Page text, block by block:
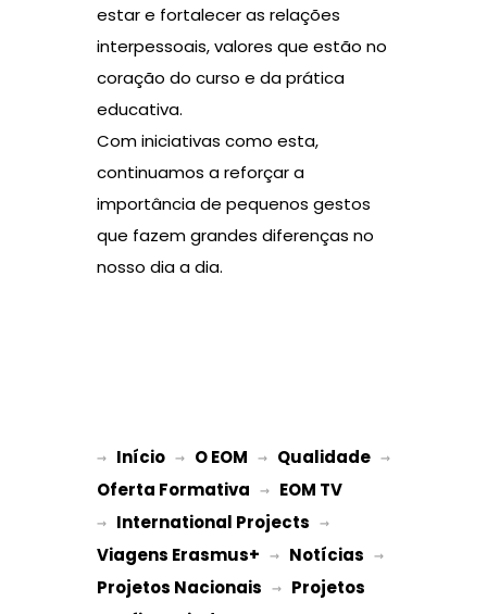
estar e fortalecer as relações
interpessoais, valores que estão no
coração do curso e da prática
educativa.
Com iniciativas como esta,
continuamos a reforçar a
importância de pequenos gestos
que fazem grandes diferenças no
nosso dia a dia.
→ Início → O EOM → Qualidade
Oferta Formativa → EOM TV
→ International Projects
Viagens Erasmus+ → Notícias
Projetos Nacionais → Projetos